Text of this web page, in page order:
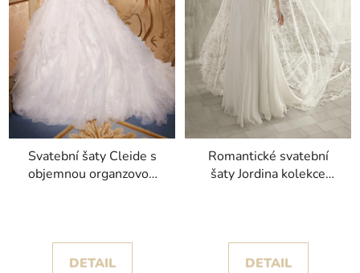
Svatební šaty Cleide s
objemnou organzovou
DETAIL
Romantické svatební
šaty Jordina kolekce
DETAIL